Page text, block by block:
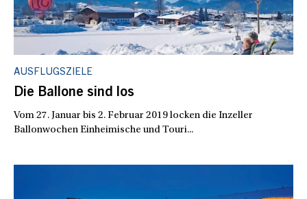
AUSFLUGSZIELE
Die Ballone sind los
Vom 27. Januar bis 2. Februar 2019 locken die Inzeller
Ballonwochen Einheimische und Touri...